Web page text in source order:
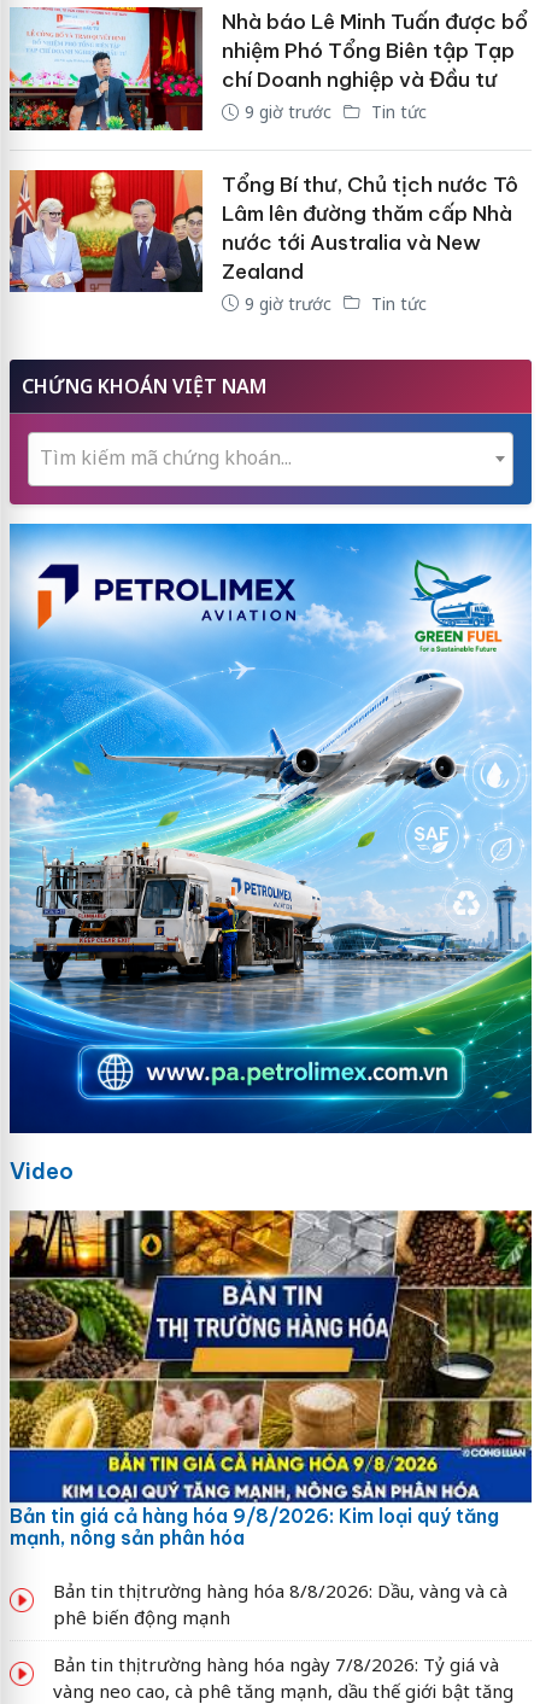
Nhà báo Lê Minh Tuấn được bổ
nhiệm Phó Tổng Biên tập Tạp
chí Doanh nghiệp và Đầu tư
9 giờ trước Tin tức
Tổng Bí thư, Chủ tịch nước Tô
Lâm lên đường thăm cấp Nhà
nước tới Australia và New
Zealand
9 giờ trước Tin tức
CHỨNG KHOÁN VIỆT NAM
Tìm kiếm mã chứng khoán...
Video
Bản tin giá cả hàng hóa 9/8/2026: Kim loại quý tăng
mạnh, nông sản phân hóa
Bản tin thị trường hàng hóa 8/8/2026: Dầu, vàng và cà
phê biến động mạnh
Bản tin thị trường hàng hóa ngày 7/8/2026: Tỷ giá và
vàng neo cao, cà phê tăng mạnh, dầu thế giới bật tăng